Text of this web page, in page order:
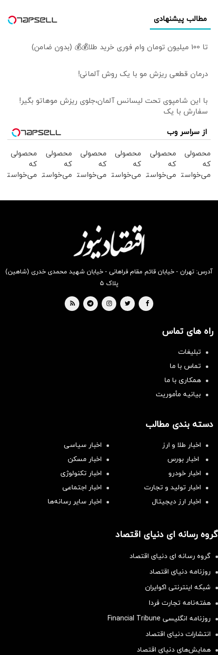
مطالب پیشنهادی
تا 100 میلیون تومان وام فوری خرید طلا💰💰 (بدون ضامن)
درمان قطعی ریزش مو با یک روش آلمانی!
با این شامپوی تحت لیسانس آلمان،جلوی ریزش موهاتو بگیر!
سفارش با پک
از سراسر وب
محصولی
که
می‌خواستی
محصولی
که
می‌خواستی
محصولی
که
می‌خواستی
بخر !
محصولی
که
می‌خواستی
بخر !
محصولی
که
می‌خواستی
محصولی
که
می‌خواستی
آدرس: تهران - خیابان قائم مقام فراهانی - خیابان شهید محمدی خدری (شاهین)
پلاک ۵
راه های تماس
تبلیغات
تماس با ما
همکاری با ما
بیانیه مأموریت
دسته بندی مطالب
اخبار طلا و ارز
اخبار سیاسی
اخبار بورس
اخبار مسکن
اخبار خودرو
اخبار تکنولوژی
اخبار تولید و تجارت
اخبار اجتماعی
اخبار ارز دیجیتال
اخبار سایر رسانه‌‌ها
گروه رسانه ای دنیای اقتصاد
گروه رسانه ای دنیای اقتصاد
روزنامه دنیای اقتصاد
شبکه اینترنتی اکوایران
هفته‌نامه تجارت فردا
روزنامه انگلیسی Financial Tribune
انتشارات دنیای اقتصاد
همایش‌های دنیای اقتصاد